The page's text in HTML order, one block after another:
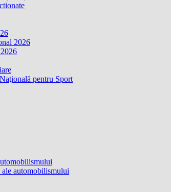
2026
pentru Sport
ale automobilismului